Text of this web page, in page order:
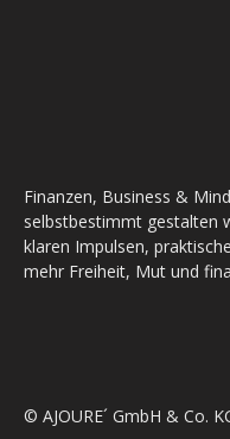
Finanzen, Business &
selbstbestimmt gestalten
klaren Impulsen,
mehr Freiheit, Mut und
© AJOURE´ GmbH & Co.